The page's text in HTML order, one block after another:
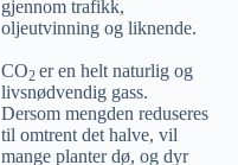
gjennom trafikk,
oljeutvinning og liknende.
CO2 er en helt naturlig og
livsnødvendig gass.
Dersom mengden reduseres
til omtrent det halve, vil
mange planter dø, og dyr